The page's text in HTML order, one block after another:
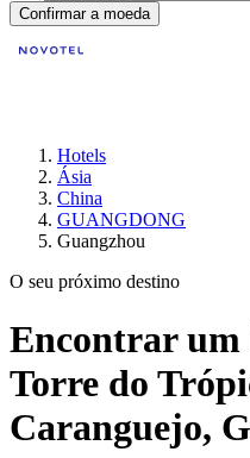
Confirmar a moeda
Hotels
Ásia
China
GUANGDONG
Guangzhou
O seu próximo destino
Encontrar um
Torre do
Caranguejo,